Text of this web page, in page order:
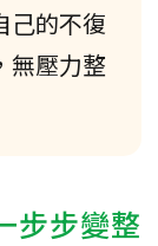
己的不復
無壓力整
步步變整